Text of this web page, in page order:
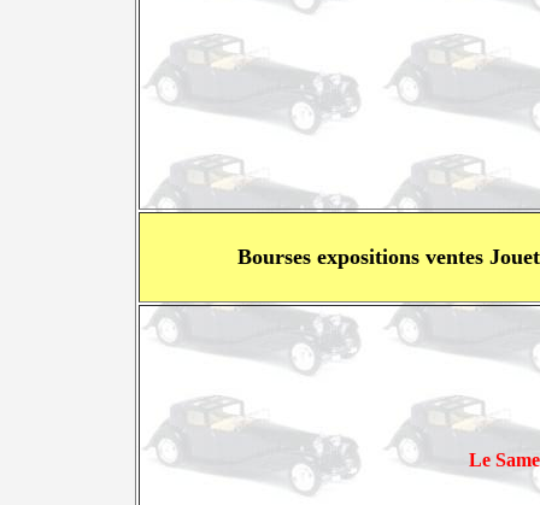
Bourses expositions ventes
Le